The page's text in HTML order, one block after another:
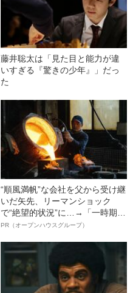
藤井聡太は「見た目と能力が違
いすぎる『驚きの少年』」だっ
た
“順風満帆”な会社を父から受け継
いだ矢先、リーマンショック
で“絶望的状況”に…→「一時期は
納品3年待ち」のヒット商品を生
明かす、“逆転の戦術”
PR（オープンハウスグループ）